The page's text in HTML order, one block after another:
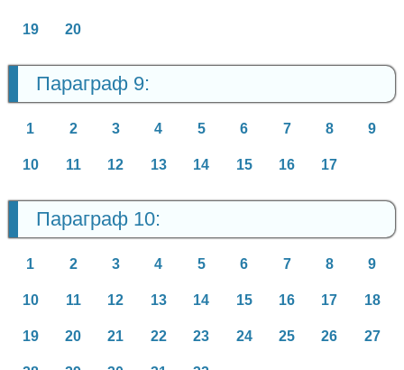
19 20
Параграф 9:
1 2 3 4 5 6 7 8 9
10 11 12 13 14 15 16 17
Параграф 10:
1 2 3 4 5 6 7 8 9
10 11 12 13 14 15 16 17 18
19 20 21 22 23 24 25 26 27